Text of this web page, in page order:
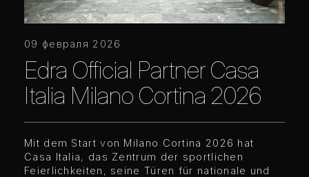
09 февраля 2026
Edra Official Partner Casa
Italia Milano Cortina 2026
Mit dem Start von Milano Cortina 2026 hat
Casa Italia, das Zentrum der sportlichen
Feierlichkeiten, seine Türen für nationale und